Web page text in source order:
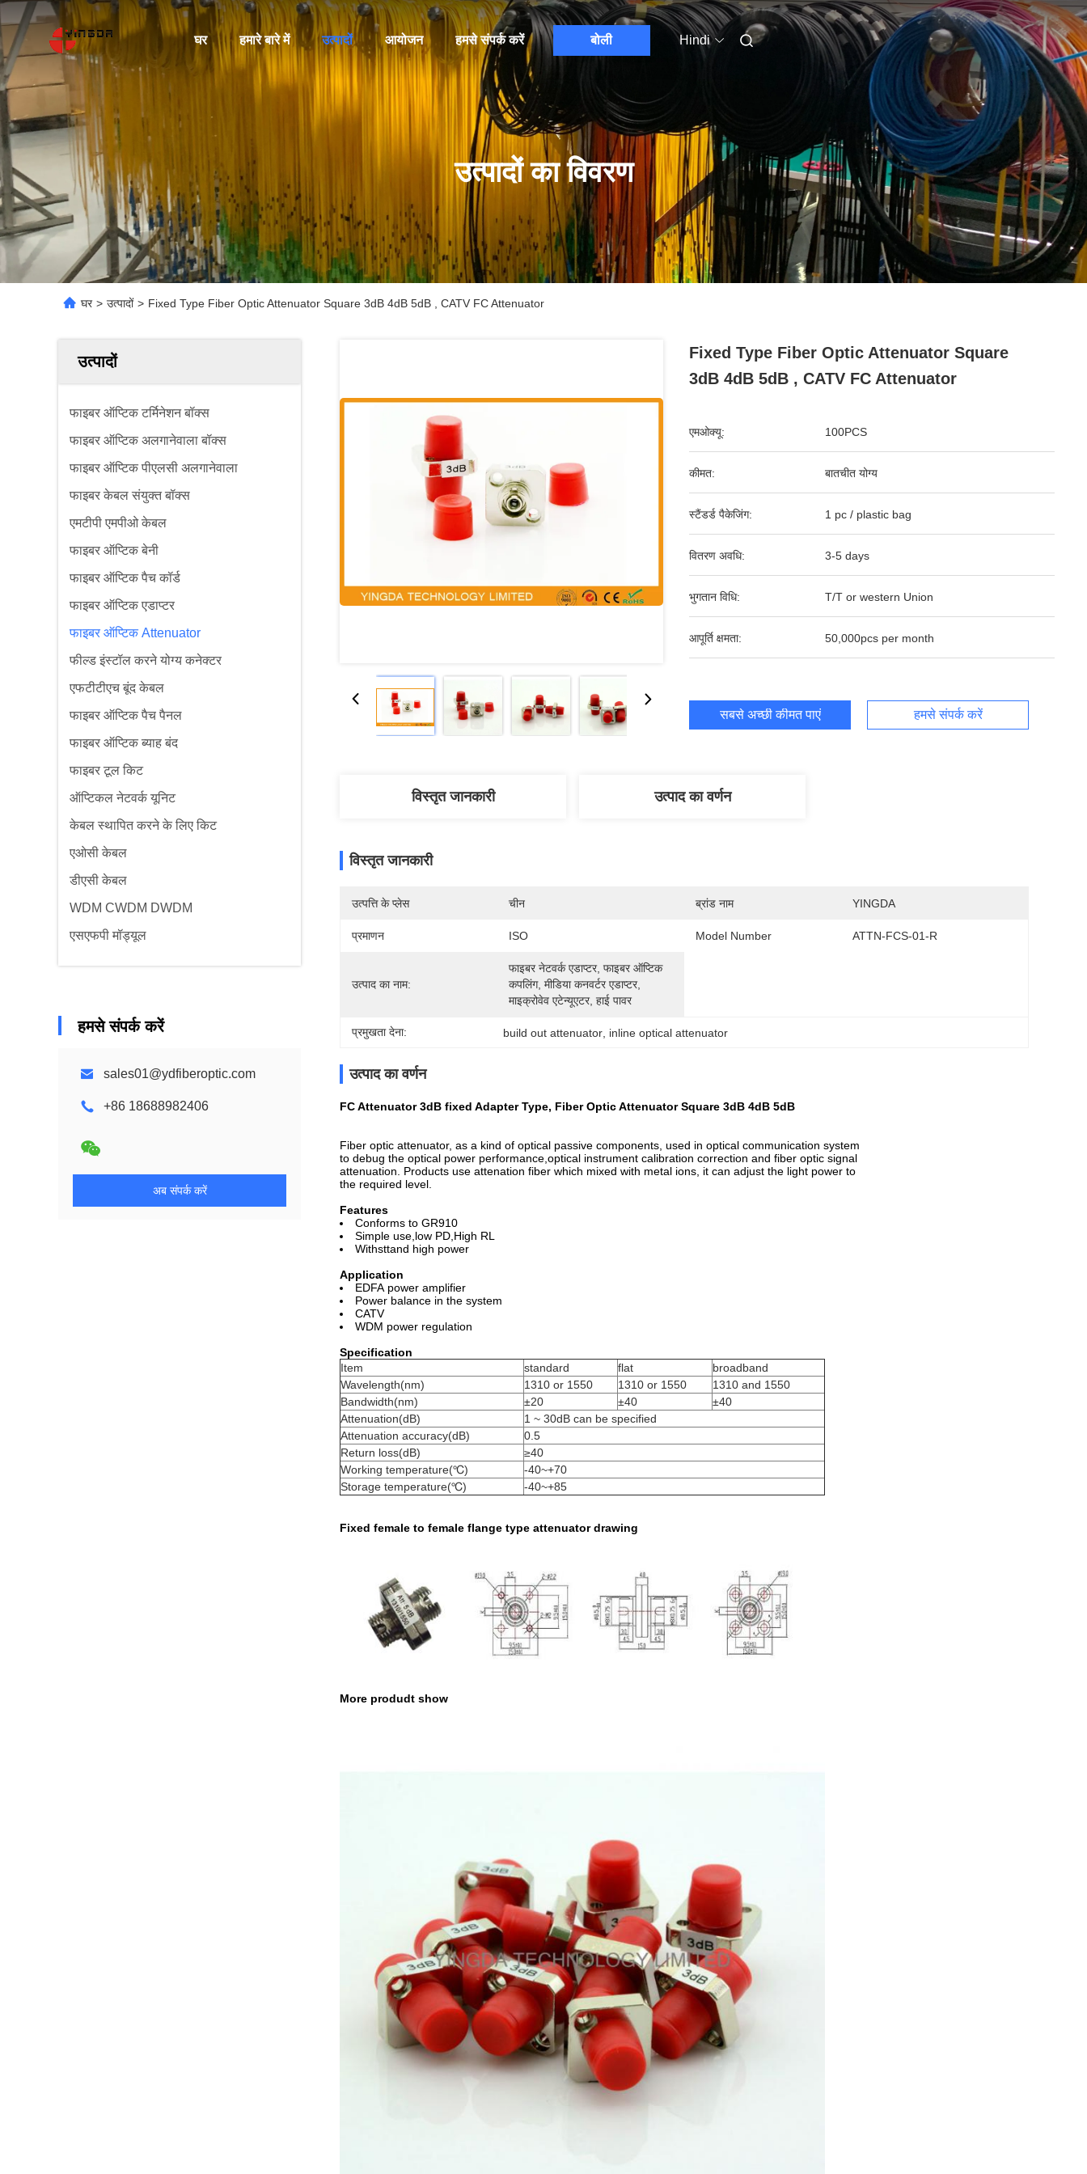
घर हमारे बारे में उत्पादों आयोजन हमसे संपर्क करें बोली Hindi
उत्पादों का विवरण
घर > उत्पादों > Fixed Type Fiber Optic Attenuator Square 3dB 4dB 5dB , CATV FC Attenuator
उत्पादों
फाइबर ऑप्टिक टर्मिनेशन बॉक्स
फाइबर ऑप्टिक अलगानेवाला बॉक्स
फाइबर ऑप्टिक पीएलसी अलगानेवाला
फाइबर केबल संयुक्त बॉक्स
एमटीपी एमपीओ केबल
फाइबर ऑप्टिक बेनी
फाइबर ऑप्टिक पैच कॉर्ड
फाइबर ऑप्टिक एडाप्टर
फाइबर ऑप्टिक Attenuator
फील्ड इंस्टॉल करने योग्य कनेक्टर
एफटीटीएच बूंद केबल
फाइबर ऑप्टिक पैच पैनल
फाइबर ऑप्टिक ब्याह बंद
फाइबर टूल किट
ऑप्टिकल नेटवर्क यूनिट
केबल स्थापित करने के लिए किट
एओसी केबल
डीएसी केबल
WDM CWDM DWDM
एसएफपी मॉड्यूल
हमसे संपर्क करें
sales01@ydfiberoptic.com
+86 18688982406
अब संपर्क करें
Fixed Type Fiber Optic Attenuator Square
3dB 4dB 5dB , CATV FC Attenuator
एमओक्यू: 100PCS
कीमत: बातचीत योग्य
स्टैंडर्ड पैकेजिंग: 1 pc / plastic bag
वितरण अवधि: 3-5 days
भुगतान विधि: T/T or western Union
आपूर्ति क्षमता: 50,000pcs per month
सबसे अच्छी कीमत पाएं हमसे संपर्क करें
विस्तृत जानकारी उत्पाद का वर्णन
विस्तृत जानकारी
उत्पत्ति के प्लेस चीन ब्रांड नाम YINGDA
प्रमाणन ISO Model Number ATTN-FCS-01-R
उत्पाद का नाम:
फाइबर नेटवर्क एडाप्टर, फाइबर ऑप्टिक
कपलिंग, मीडिया कनवर्टर एडाप्टर,
माइक्रोवेव एटेन्यूएटर, हाई पावर
प्रमुखता देना: build out attenuator inline optical attenuator
उत्पाद का वर्णन
FC Attenuator 3dB fixed Adapter Type, Fiber Optic Attenuator Square 3dB 4dB 5dB​
Fiber optic attenuator, as a kind of optical passive components, used in optical communication system
to debug the optical power performance,optical instrument calibration correction and fiber optic signal
attenuation. Products use attenation fiber which mixed with metal ions, it can adjust the light power to
the required level.
Features
Conforms to GR910
Simple use,low PD,High RL
Withsttand high power
Application
EDFA power amplifier
Power balance in the system
CATV
WDM power regulation
Specification
Item
standard flat
broadband
Wavelength(nm)
1310 or 1550 1310 or 1550
1310 and 1550
Bandwidth(nm)
±20 ±40
±40
Attenuation(dB)
1 ~ 30dB can be specified
Attenuation accuracy(dB)
0.5
Return loss(dB)
≥40
Working temperature(℃)
-40~+70
Storage temperature(℃)
-40~+85
Fixed female to female flange type attenuator drawing
More produdt show